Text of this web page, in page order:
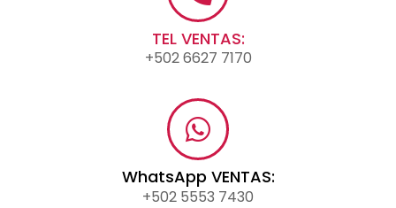
TEL VENTAS:
+502 6627 7170
WhatsApp VENTAS:
+502 5553 7430